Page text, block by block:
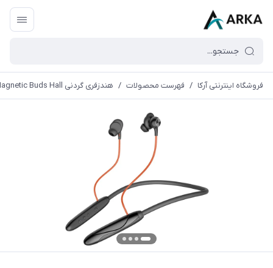
فروشگاه اینترنتی آرکا / فهرست محصولات / هندزفری گردنی Porodo Soundtec Echo Flex Magnetic Buds Hall